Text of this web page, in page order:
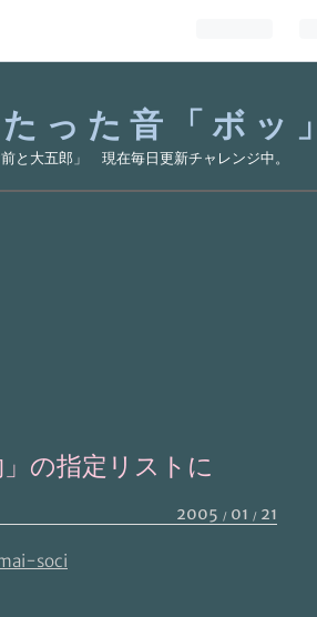
った音「ボッ」
と大五郎」 現在毎日更新チャレンジ中。
2005 01 21
の指定リストに
soci